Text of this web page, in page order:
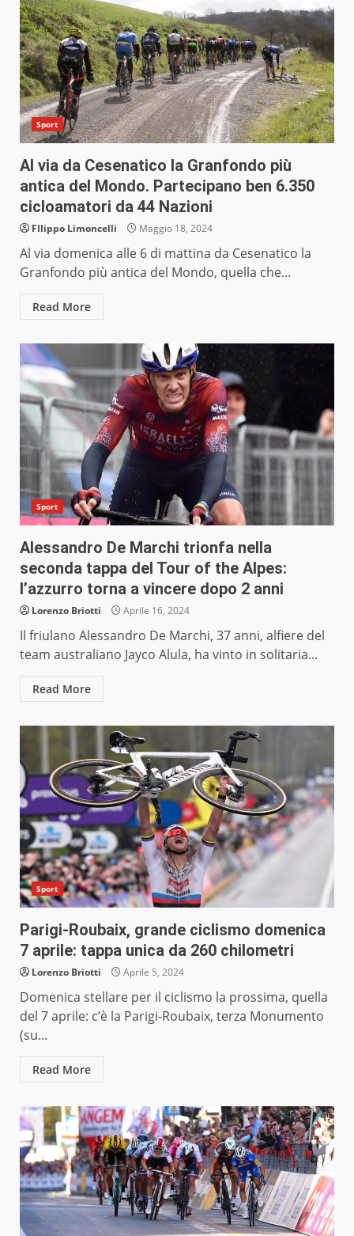
Sport
Al via da Cesenatico la Granfondo più
antica del Mondo. Partecipano ben 6.350
cicloamatori da 44 Nazioni
FIlippo Limoncelli Maggio 18, 2024
Al via domenica alle 6 di mattina da Cesenatico la
Granfondo più antica del Mondo, quella che...
Read More
Sport
Alessandro De Marchi trionfa nella
seconda tappa del Tour of the Alpes:
l’azzurro torna a vincere dopo 2 anni
Lorenzo Briotti Aprile 16, 2024
Il friulano Alessandro De Marchi, 37 anni, alfiere del
team australiano Jayco Alula, ha vinto in solitaria...
Read More
Sport
Parigi-Roubaix, grande ciclismo domenica
7 aprile: tappa unica da 260 chilometri
Lorenzo Briotti Aprile 5, 2024
Domenica stellare per il ciclismo la prossima, quella
del 7 aprile: c’è la Parigi-Roubaix, terza Monumento
(su...
Read More